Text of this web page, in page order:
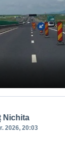
Nichita
2026, 20:03